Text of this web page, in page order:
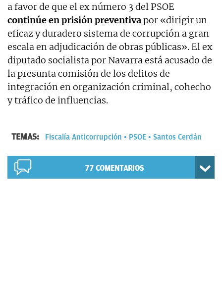
a favor de que el ex número 3 del PSOE
continúe en prisión preventivapor «dirigir un
eficaz y duradero sistema de corrupción a gran
escala en adjudicación de obras públicas». El ex
diputado socialista por Navarra está acusado de
la presunta comisión de los delitos de
integración en organización criminal, cohecho
y tráfico de influencias.
TEMAS: Fiscalía Anticorrupción PSOE Santos Cerdán
77 COMENTARIOS